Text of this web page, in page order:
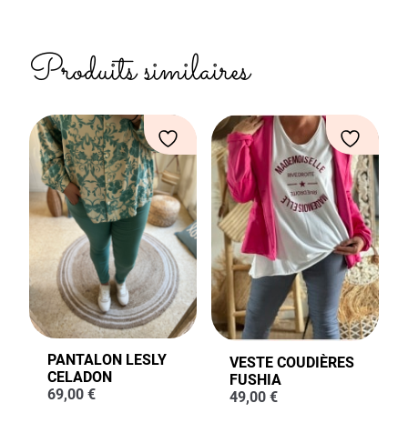
Produits similaires
PANTALON LESLY
CELADON
69,00 €
VESTE COUDIÈRES
FUSHIA
49,00 €